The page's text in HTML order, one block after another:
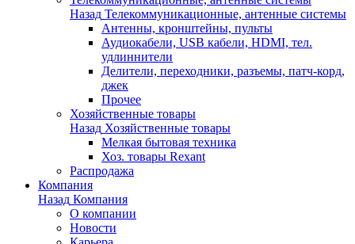
Назад Телекоммуникационные, антенные системы
Антенны, кронштейны, пульты
Аудиокабели, USB кабели, HDMI, тел.
удлиннители
Делители, переходники, разъемы, патч-корд,
джек
Прочее
Хозяйственные товары
Назад Хозяйственные товары
Мелкая бытовая техника
Хоз. товары Rexant
Распродажа
Компания
Назад Компания
О компании
Новости